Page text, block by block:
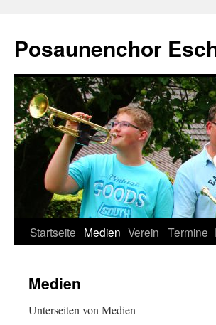
springen
Posaunenchor
Startseite Medien Verein Termine
Medien
Unterseiten von Medien